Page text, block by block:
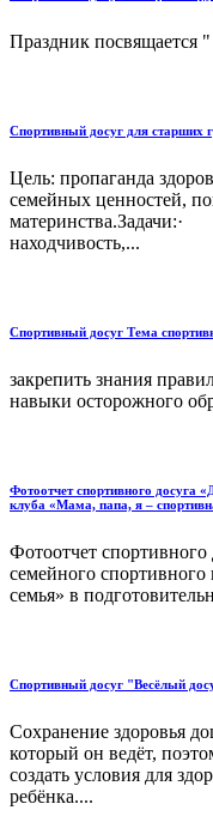
Праздник посвящается
Спортивный досуг для старших
Цель: пропаганда
семейных ценностей,
материнства.Задачи:·
находчивость,...
Спортивный досуг Тема
закрепить знания
навыки осторожного
Фотоотчет спортивного досуга
клуба «Мама, папа, я –
Фотоотчет
семейного
семья» в
Спортивный досуг "Весёлый
Сохранение здоровья
который он ведёт,
создать условия для
ребёнка....